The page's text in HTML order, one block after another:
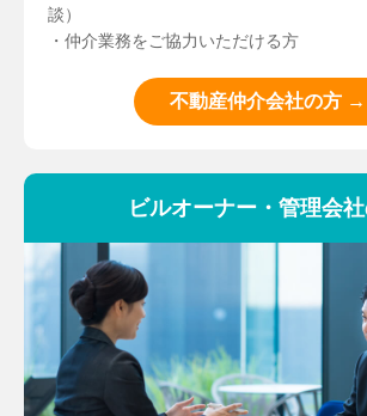
談）
・仲介業務をご協力いただける方
不動産仲介会社の方 →
ビルオーナー・管理会